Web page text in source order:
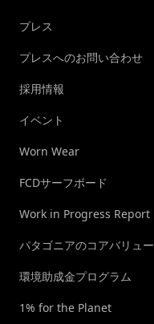
プレス
プレスへのお問い合わせ
採用情報
イベント
Worn Wear
FCDサーフボード
Work in Progress Report
パタゴニアのコアバリュー
環境助成金プログラム
1% for the Planet